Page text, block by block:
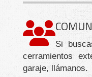
Si
cerramientos
garaje, llámanos.